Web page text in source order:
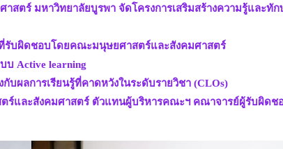
ตร์ มหาวิทยาลัยบูรพา จัดโครงการเสริมสร้างความรู้และทั
รับผิดชอบโดยคณะมนุษยศาสตร์และสังคมศาสตร์
บ Active learning
ผลการเรียนรู้ที่คาดหวังในระดับรายวิชา (CLOs)
ละสังคมศาสตร์ ตัวแทนผู้บริหารคณะฯ คณาจารย์ผู้รับผิดช